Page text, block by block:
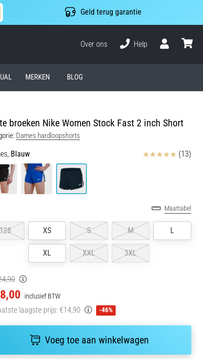
Geld terug garantie
Over ons
Help
MERKEN BLOG
broeken Nike Women Stock Fast 2 inch Short
Dames hardloopshorts
Blauw Beoordelingen(13)
Maattabel
XS S M L
XL XXL 3XL
inclusief BTW
laagste prijs: €14,90 -46%
Voeg toe aan winkelwagen